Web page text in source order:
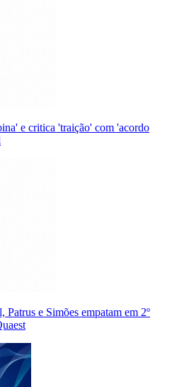
e critica 'traição' com 'acordo
e Simões empatam em 2º